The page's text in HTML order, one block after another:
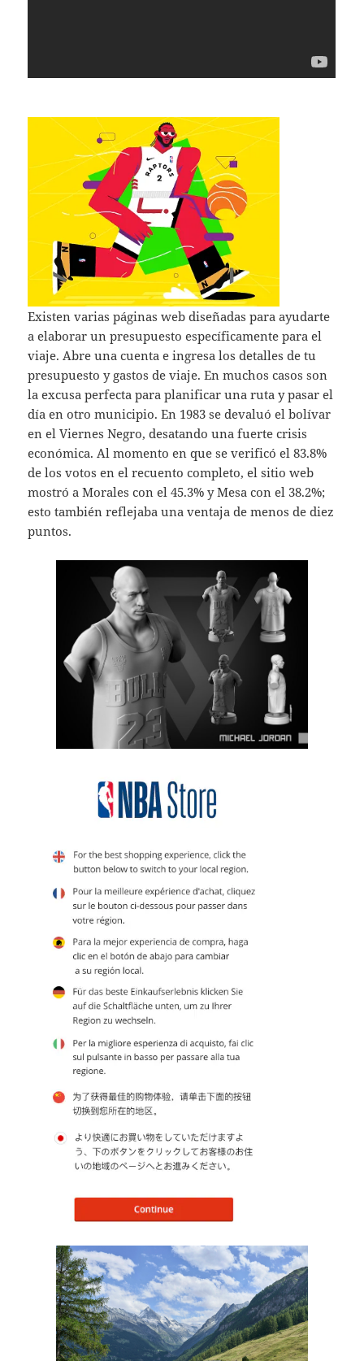
Existen varias páginas web diseñadas para ayudarte
a elaborar un presupuesto específicamente para el
viaje. Abre una cuenta e ingresa los detalles de tu
presupuesto y gastos de viaje. En muchos casos son
la excusa perfecta para planificar una ruta y pasar el
día en otro municipio. En 1983 se devaluó el bolívar
en el Viernes Negro, desatando una fuerte crisis
económica. Al momento en que se verificó el 83.8%
de los votos en el recuento completo, el sitio web
mostró a Morales con el 45.3% y Mesa con el 38.2%;
esto también reflejaba una ventaja de menos de diez
puntos.